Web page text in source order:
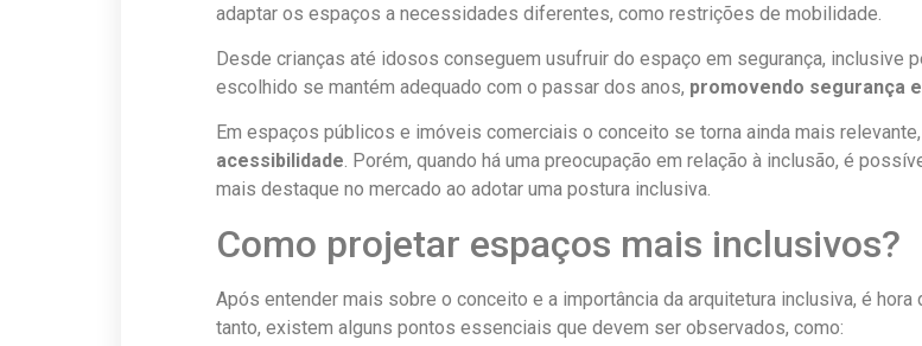
adaptar os espaços a necessidades diferentes, como restrições de mobilidade.
Desde crianças até idosos conseguem usufruir do espaço em segurança, inclusive
escolhido se mantém adequado com o passar dos anos, promovendo segurança
Em espaços públicos e imóveis comerciais o conceito se torna ainda mais
acessibilidade. Porém, quando há uma preocupação em relação à inclusão, é
mais destaque no mercado ao adotar uma postura inclusiva.
Como projetar espaços mais inclusivos?
Após entender mais sobre o conceito e a importância da arquitetura inclusiva, é
tanto, existem alguns pontos essenciais que devem ser observados, como: